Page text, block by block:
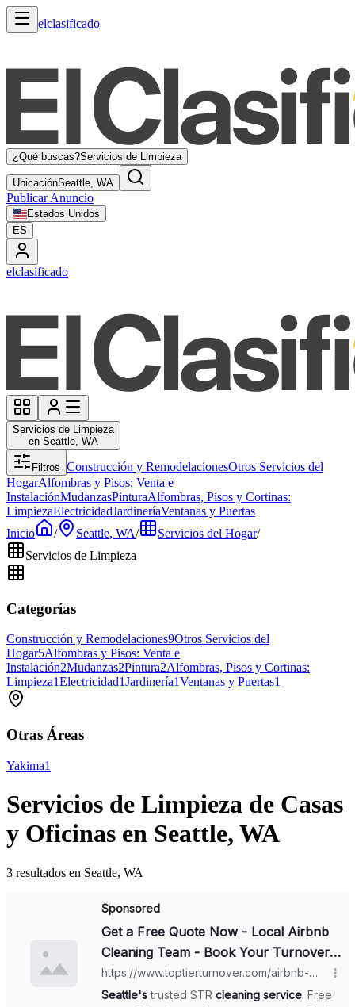
elclasificado
¿Qué buscas?Servicios de Limpieza
UbicaciónSeattle, WA
Publicar Anuncio
Estados Unidos
ES
elclasificado
Servicios de Limpieza
en Seattle, WA
Filtros Construcción y RemodelacionesOtros Servicios del
HogarAlfombras y Pisos: Venta e
InstalaciónMudanzasPinturaAlfombras, Pisos y Cortinas:
LimpiezaElectricidadJardineríaVentanas y Puertas
Inicio
/ Seattle, WA/ Servicios del Hogar/
Servicios de Limpieza
Categorías
Construcción y Remodelaciones9Otros Servicios del
Hogar5Alfombras y Pisos: Venta e
Instalación2Mudanzas2Pintura2Alfombras, Pisos y Cortinas:
Limpieza1Electricidad1Jardinería1Ventanas y Puertas1
Otras Áreas
Yakima1
Servicios de Limpieza de Casas
y Oficinas en Seattle, WA
3 resultados en Seattle, WA